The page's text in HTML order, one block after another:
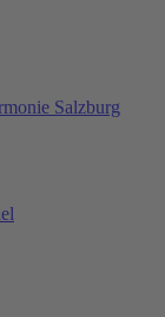
Salzburg